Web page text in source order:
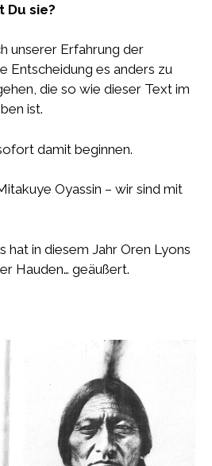
Du sie?
unserer Erfahrung der
Entscheidung es anders zu
die so wie dieser Text im
ist.
damit beginnen.
Oyassin – wir sind mit
hat in diesem Jahr Oren Lyons
Hauden… geäußert.